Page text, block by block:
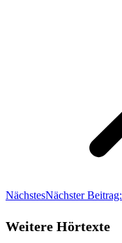
NächstesNächster Beitrag:
Weitere Hörtexte